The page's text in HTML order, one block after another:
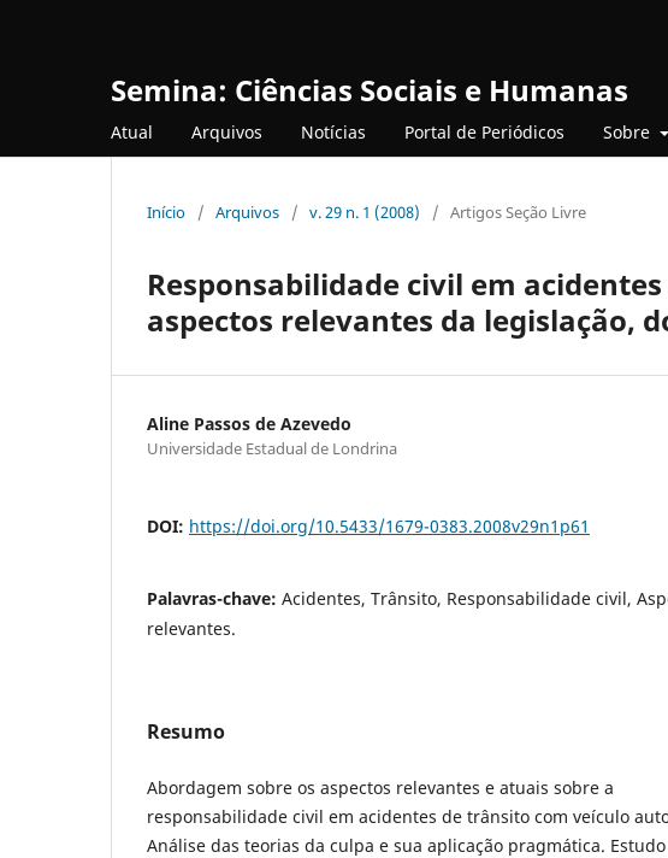
Semina: Ciências Sociais e Humanas
Atual Arquivos Notícias Portal de Periódicos Sobre
Início / Arquivos / v. 29 n. 1 (2008) / Artigos Seção Livre
Responsabilidade civil em
aspectos relevantes da legislação,
Aline Passos de Azevedo
Universidade Estadual de Londrina
DOI: https://doi.org/10.5433/1679-0383.2008v29n1p61
Palavras-chave: Acidentes, Trânsito, Responsabilidade civil,
relevantes.
Resumo
Abordagem sobre os aspectos relevantes e atuais sobre a
responsabilidade civil em acidentes de trânsito com veículo
Análise das teorias da culpa e sua aplicação pragmática.